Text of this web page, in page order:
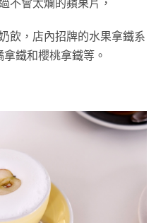
不會太爛的蘋果片，
飲，店內招牌的水果拿鐵系
拿鐵和櫻桃拿鐵等。